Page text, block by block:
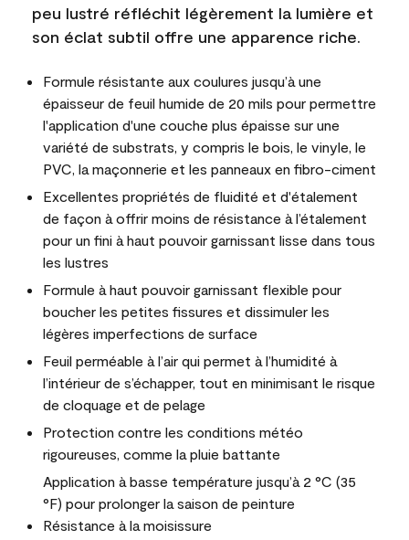
peu lustré réfléchit légèrement la lumière et
son éclat subtil offre une apparence riche.
Formule résistante aux coulures jusqu’à une
épaisseur de feuil humide de 20 mils pour permettre
l'application d'une couche plus épaisse sur une
variété de substrats, y compris le bois, le vinyle, le
PVC, la maçonnerie et les panneaux en fibro-ciment
Excellentes propriétés de fluidité et d'étalement
de façon à offrir moins de résistance à l’étalement
pour un fini à haut pouvoir garnissant lisse dans tous
les lustres
Formule à haut pouvoir garnissant flexible pour
boucher les petites fissures et dissimuler les
légères imperfections de surface
Feuil perméable à l’air qui permet à l’humidité à
l’intérieur de s’échapper, tout en minimisant le risque
de cloquage et de pelage
Protection contre les conditions météo
rigoureuses, comme la pluie battante
Application à basse température jusqu’à 2 °C (35
°F) pour prolonger la saison de peinture
Résistance à la moisissure